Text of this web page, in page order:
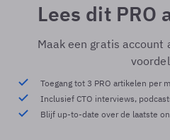
Lees dit PRO
Maak een gratis account
Toegang tot 3 PRO artikelen per
Inclusief CTO interviews,
Blijf up-to-date over de laatste